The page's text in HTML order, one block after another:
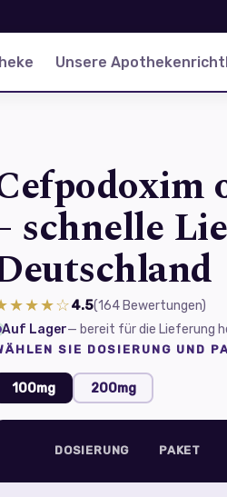
Unsere
schnelle
4.5(164 Bewertungen)
Auf Lager— bereit für die Lieferung
SIE DOSIERUNG UND
100mg 200mg
DOSIERUNG PAKET